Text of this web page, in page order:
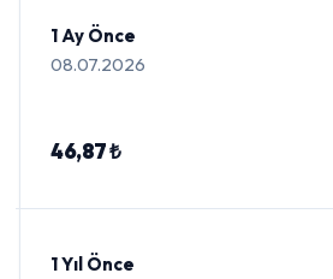
1 Ay Önce
08.07.2026
46,87 ₺
1 Yıl Önce